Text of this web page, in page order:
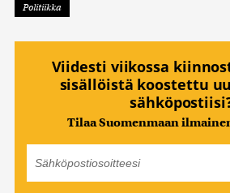
Politiikka
Viidesti viikossa
sisällöistä koostettu
Tilaa Suomenmaan